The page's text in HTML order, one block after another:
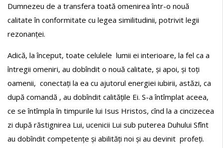
Dumnezeu de a transfera toată omenirea într-o nouă
calitate în conformitate cu legea similitudinii, potrivit legii
rezonanței.
Adică, la început, toate celulele lumii ei interioare, la fel ca a
întregii omeniri, au dobîndit o nouă calitate, și apoi, și toți
oamenii, conectați la ea cu ajutorul energiei iubirii, astăzi, ca
după comandă , au dobîndit calitățile Ei. S-a întîmplat aceea,
ce se întîmpla în timpurile lui Isus Hristos, cînd la a cincizecea
zi după răstignirea Lui, ucenicii Lui sub puterea Duhului Sfînt
au dobîndit competențe și abilități noi și au devinit profeți.